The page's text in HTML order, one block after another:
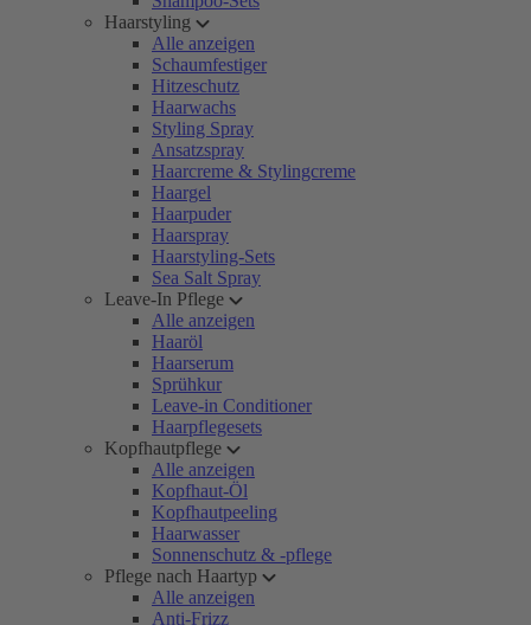
Haarstyling
Alle anzeigen
Schaumfestiger
Hitzeschutz
Haarwachs
Styling Spray
Ansatzspray
Haarcreme & Stylingcreme
Haargel
Haarpuder
Haarspray
Haarstyling-Sets
Sea Salt Spray
Leave-In Pflege
Alle anzeigen
Haaröl
Haarserum
Sprühkur
Leave-in Conditioner
Haarpflegesets
Kopfhautpflege
Alle anzeigen
Kopfhaut-Öl
Kopfhautpeeling
Haarwasser
Sonnenschutz & -pflege
Pflege nach Haartyp
Alle anzeigen
Anti-Frizz